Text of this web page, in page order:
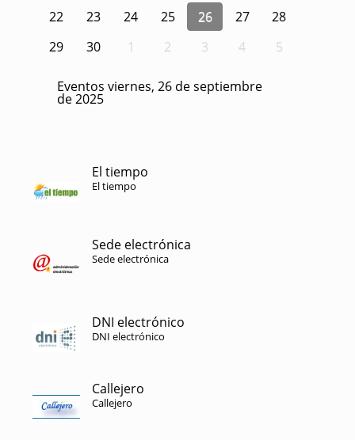
22
23 24 25 26 27
28
29
30 1 2 3 4 5
Eventos viernes, 26 de septiembre
de 2025
El tiempo
El tiempo
Sede electrónica
Sede electrónica
DNI electrónico
DNI electrónico
Callejero
Callejero